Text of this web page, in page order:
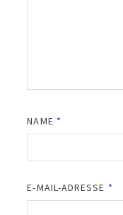
NAME *
E-MAIL-ADRESSE *